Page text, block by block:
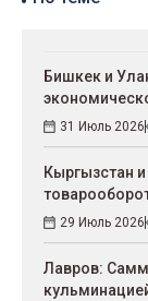
Бишкек и
31 Июль 2026
Кыргызстан
29 Июль 2026
Лавров: